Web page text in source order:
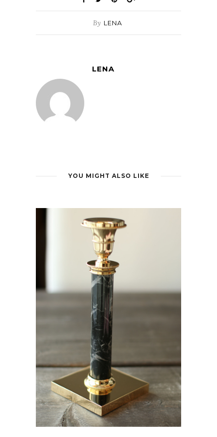
By LENA
LENA
YOU MIGHT ALSO LIKE